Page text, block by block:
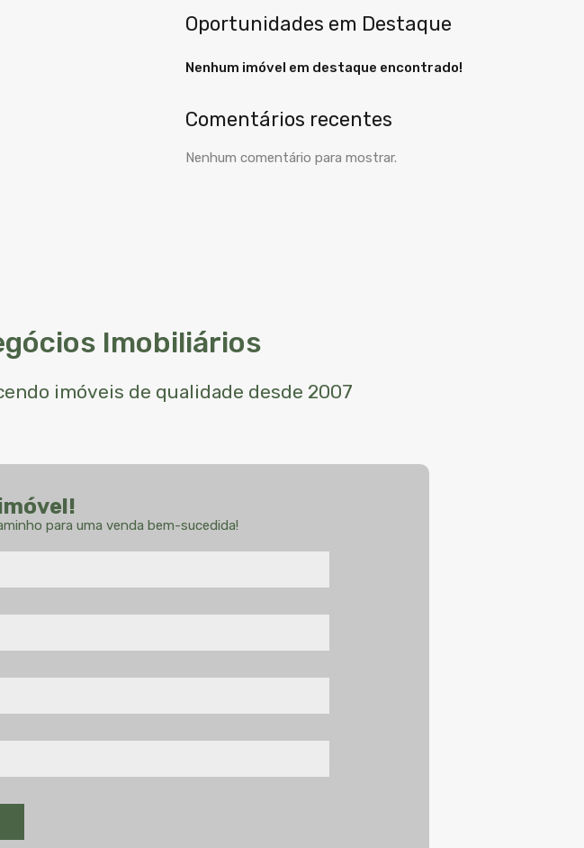
Oportunidades em Destaque
Nenhum imóvel em destaque encontrado!
Comentários recentes
Nenhum comentário para mostrar.
Imobiliários
imóveis de qualidade desde 2007
para uma venda bem-sucedida!